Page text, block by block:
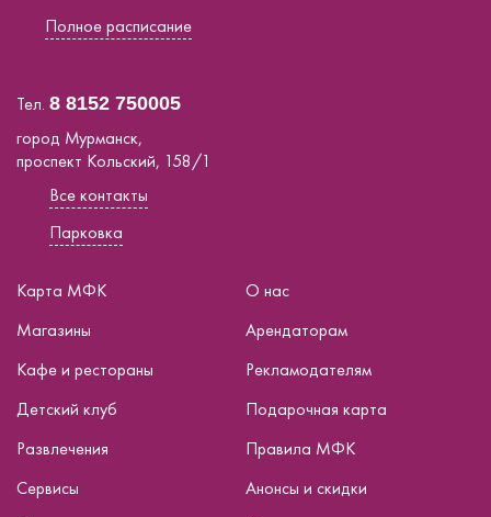
Полное расписание
Тел. 8 8152 750005
город Мурманск,
проспект Кольский, 158/1
Все контакты
Парковка
Карта МФК
Магазины
Кафе и рестораны
Детский клуб
Развлечения
Сервисы
О нас
Арендаторам
Рекламодателям
Подарочная карта
Правила МФК
Анонсы и скидки